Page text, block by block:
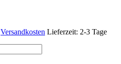
Versandkosten Lieferzeit: 2-3 Tage